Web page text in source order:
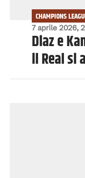
7 aprile 2026,
CHAMPIONS
Diaz e
il Real si